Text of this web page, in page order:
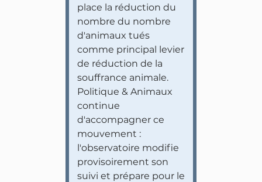
place la réduction du
nombre du nombre
d'animaux tués
comme principal levier
de réduction de la
souffrance animale.
Politique & Animaux
continue
d'accompagner ce
mouvement :
l'observatoire modifie
provisoirement son
suivi et prépare pour le